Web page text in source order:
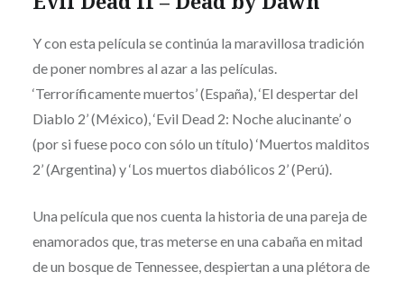
Y con esta película se continúa la maravillosa tradición
de poner nombres al azar a las películas.
‘Terroríficamente muertos’ (España), ‘El despertar del
Diablo 2’ (México), ‘Evil Dead 2: Noche alucinante’ o
(por si fuese poco con sólo un título) ‘Muertos malditos
2’ (Argentina) y ‘Los muertos diabólicos 2’ (Perú).
Una película que nos cuenta la historia de una pareja de
enamorados que, tras meterse en una cabaña en mitad
de un bosque de Tennessee, despiertan a una plétora de